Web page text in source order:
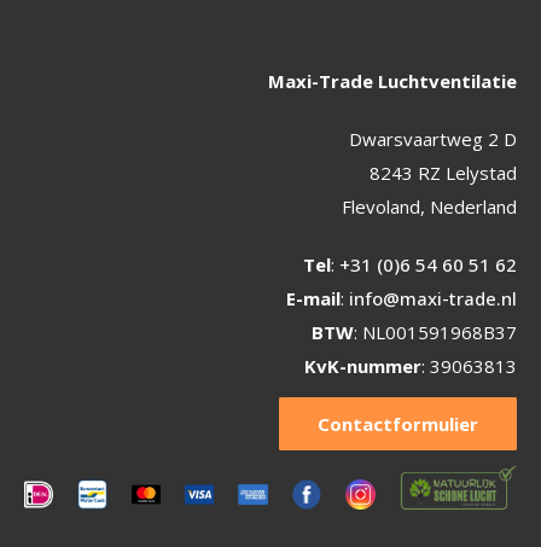
Maxi-Trade Luchtventilatie
Dwarsvaartweg 2 D
8243 RZ Lelystad
Flevoland, Nederland
Tel: +31 (0)6 54 60 51 62
E-mail: info@maxi-trade.nl
BTW: NL001591968B37
KvK-nummer: 39063813
Contactformulier